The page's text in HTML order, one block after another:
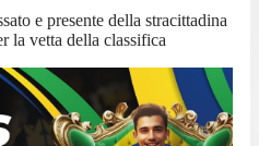
e presente della stracittadina
la vetta della classifica